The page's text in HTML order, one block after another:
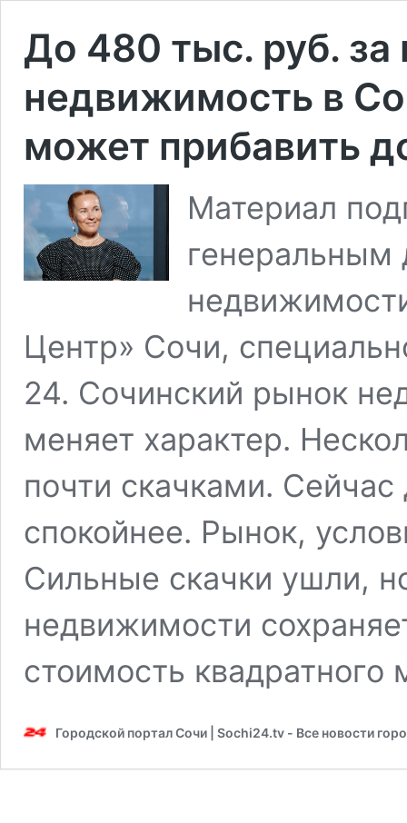
До 480 тыс. руб. за
недвижимость в
может прибавить
Материал
генеральным
Центр» Сочи,
24. Сочинский рынок
меняет характер.
почти скачками.
спокойнее. Рынок,
Сильные скачки ушли,
недвижимости
стоимость
Городской портал Сочи | Sochi24.tv - Все новости